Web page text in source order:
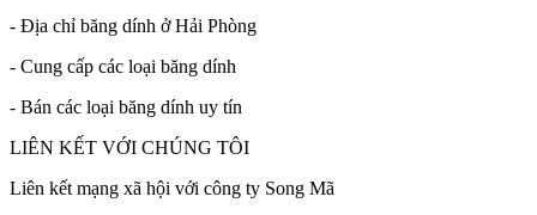
- Địa chỉ băng dính ở Hải Phòng
- Cung cấp các loại băng dính
- Bán các loại băng dính uy tín
LIÊN KẾT VỚI CHÚNG TÔI
Liên kết mạng xã hội với công ty Song Mã